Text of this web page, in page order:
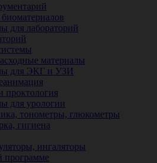
для лабораторий
материалы
для ЭКГ и УЗИ
проктология
для урологии
тонометры, глюкометры
гигиена
ингаляторы
программе